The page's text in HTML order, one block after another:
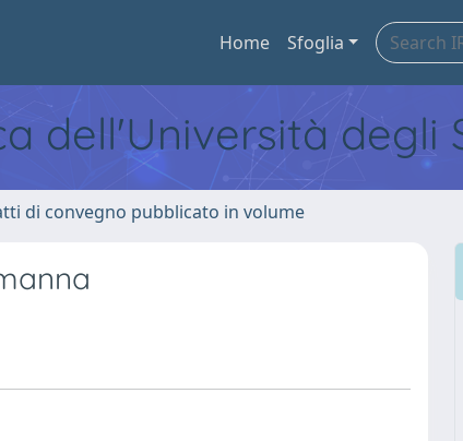
Home Sfoglia
dell'Università degli
di convegno pubblicato in volume